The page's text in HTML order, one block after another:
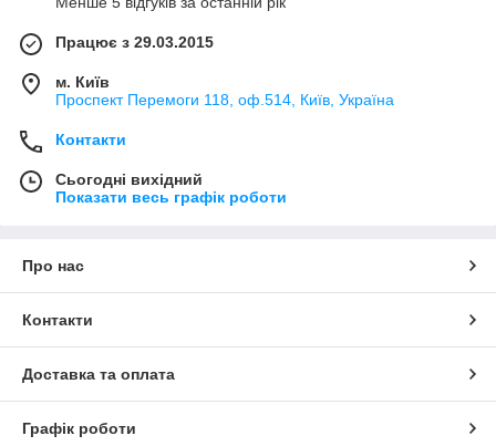
Працює з 29.03.2015
м. Київ
Проспект Перемоги 118, оф.514, Київ, Україна
Контакти
Сьогодні вихідний
Показати весь графік роботи
Про нас
Контакти
Доставка та оплата
Графік роботи